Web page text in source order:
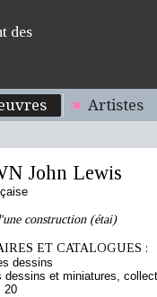
des
Artistes
John Lewis
construction (étai)
ET CATALOGUES :
dessins
dessins et miniatures,
20